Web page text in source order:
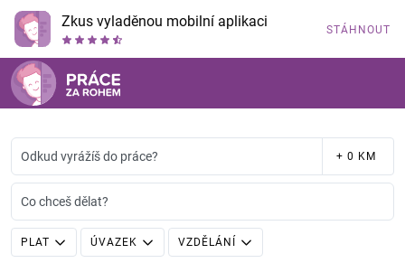
Zkus vyladěnou mobilní aplikaci STÁHNOUT
Odkud vyrážíš do práce? + 0 KM
Co chceš dělat?
PLAT ÚVAZEK VZDĚLÁNÍ